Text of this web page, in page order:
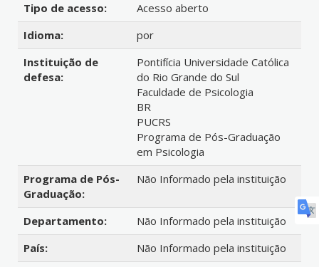
Tipo de acesso:
Acesso aberto
Idioma:
por
Instituição de
defesa:
Pontifícia Universidade Católica
do Rio Grande do Sul
Faculdade de Psicologia
BR
PUCRS
Programa de Pós-Graduação
em Psicologia
Programa de Pós-
Graduação:
Não Informado pela instituição
Departamento:
Não Informado pela instituição
País:
Não Informado pela instituição